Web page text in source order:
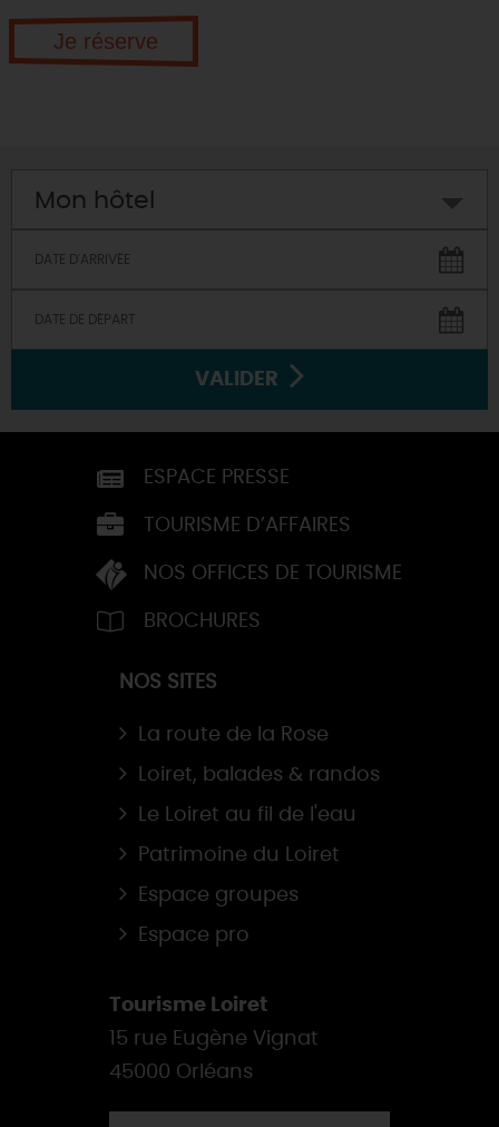
Je réserve
Mon hôtel
VALIDER
ESPACE PRESSE
TOURISME D’AFFAIRES
NOS OFFICES DE TOURISME
BROCHURES
NOS SITES
La route de la Rose
Loiret, balades & randos
Le Loiret au fil de l'eau
Patrimoine du Loiret
Espace groupes
Espace pro
Tourisme Loiret
15 rue Eugène Vignat
45000 Orléans